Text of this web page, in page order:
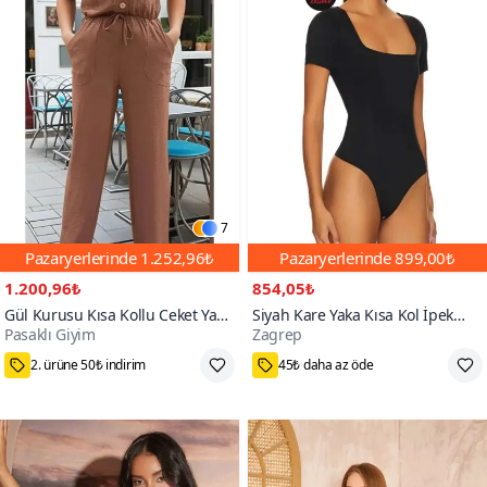
7
Pazaryerlerinde 1.252,96₺
1.200,96₺
Gül Kurusu Kısa Kollu Ceket Yaka
Düğmeli Beli Büzgülü Tulum
Pasaklı Giyim
75₺ Kupon Fırsatı
Pazaryerlerinde899,00₺
854,05₺
Siyah Kare Yaka Kısa Kol İpek
Jarse Bodysuit
Zagrep
M,L,XS,S